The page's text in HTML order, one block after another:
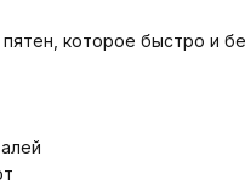
которое быстро и